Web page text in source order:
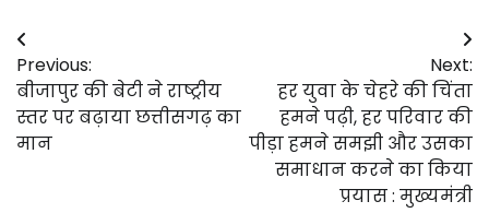
Post
navigation
Previous:
बीजापुर की बेटी ने राष्ट्रीय
स्तर पर बढ़ाया छत्तीसगढ़ का
मान
Next:
हर युवा के चेहरे की चिंता
हमने पढ़ी, हर परिवार की
पीड़ा हमने समझी और उसका
समाधान करने का किया
प्रयास : मुख्यमंत्री